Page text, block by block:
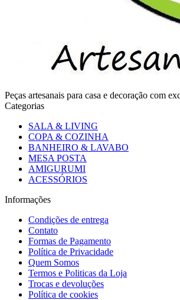
Peças artesanais para casa e decoração com
Categorias
SALA & LIVING
COPA & COZINHA
BANHEIRO & LAVABO
MESA POSTA
AMIGURUMI
ACESSÓRIOS
Informações
Condições de entrega
Contato
Formas de Pagamento
Política de Privacidade
Quem Somos
Termos e Politicas da Loja
Trocas e devoluções
Política de cookies